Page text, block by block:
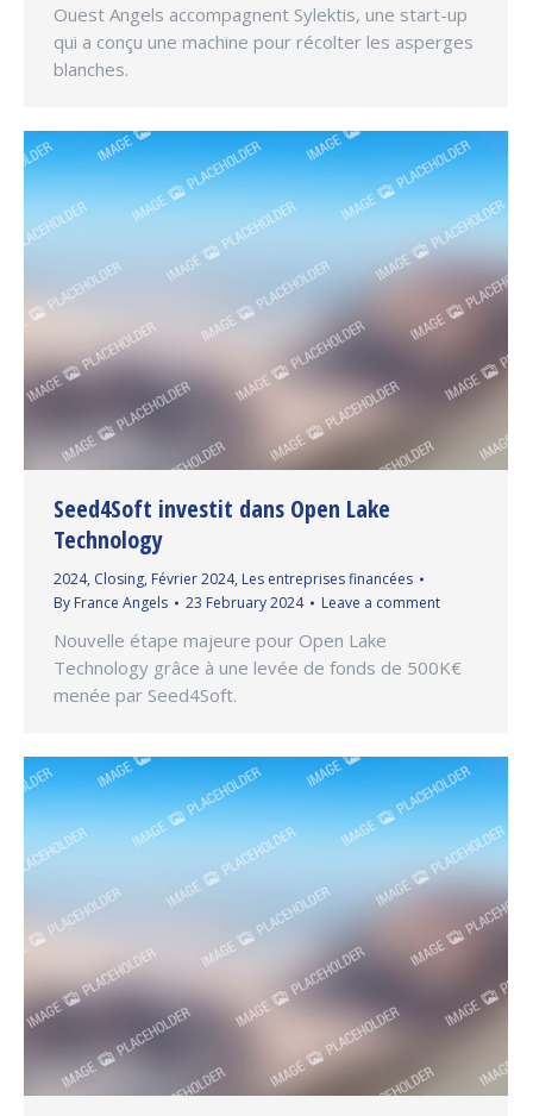
Ouest Angels accompagnent Sylektis, une start-up
qui a conçu une machine pour récolter les asperges
blanches.
Seed4Soft investit dans Open Lake
Technology
2024, Closing, Février 2024, Les entreprises financées
By France Angels 23 February 2024 Leave a comment
Nouvelle étape majeure pour Open Lake
Technology grâce à une levée de fonds de 500K€
menée par Seed4Soft.